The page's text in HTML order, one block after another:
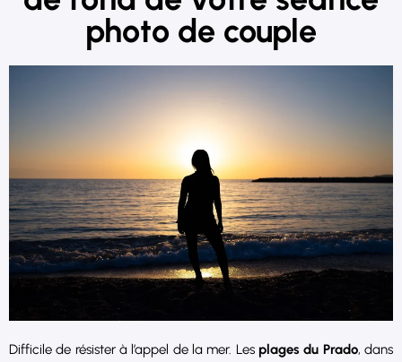
photo de couple
Difficile de résister à l’appel de la mer. Les plages du Prado, dans